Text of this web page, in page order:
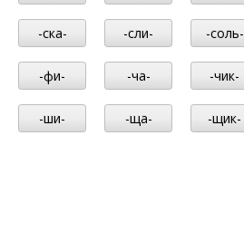
-ска- -сли- -соль-
-фи- -ча- -чик-
-ши- -ща- -щик-